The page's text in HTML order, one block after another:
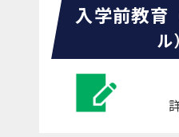
入学前教育
ル）